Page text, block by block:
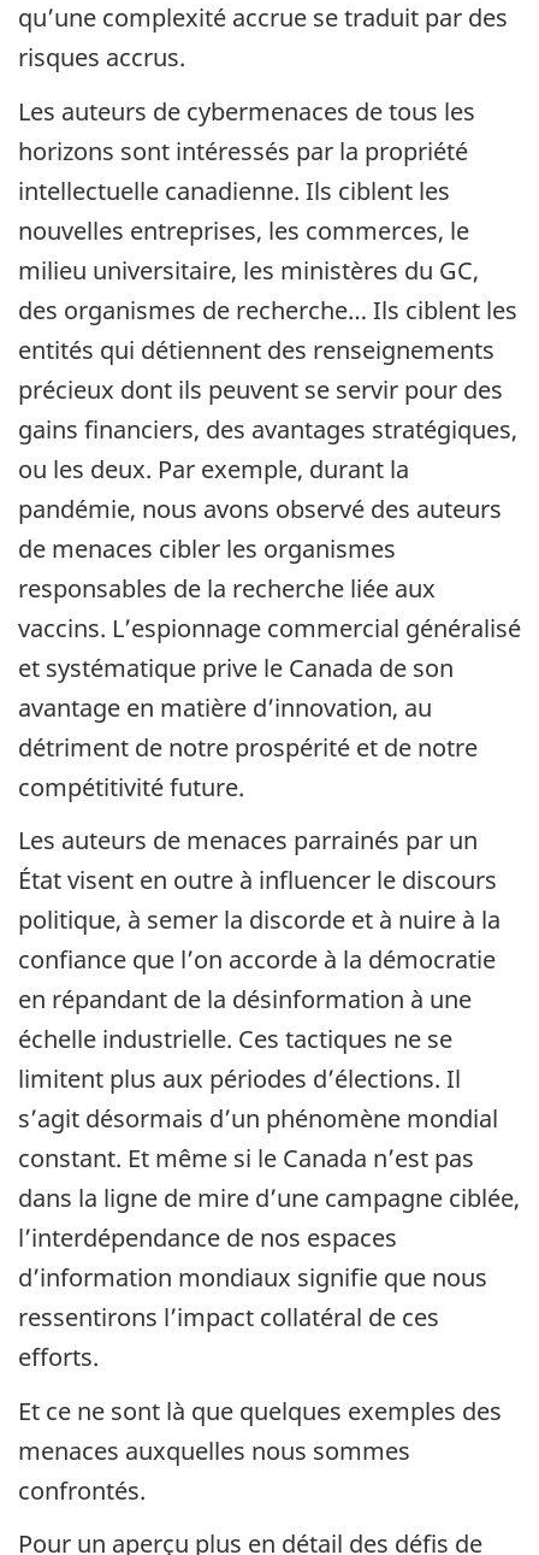
qu’une complexité accrue se traduit par des
risques accrus.
Les auteurs de cybermenaces de tous les
horizons sont intéressés par la propriété
intellectuelle canadienne. Ils ciblent les
nouvelles entreprises, les commerces, le
milieu universitaire, les ministères du GC,
des organismes de recherche… Ils ciblent les
entités qui détiennent des renseignements
précieux dont ils peuvent se servir pour des
gains financiers, des avantages stratégiques,
ou les deux. Par exemple, durant la
pandémie, nous avons observé des auteurs
de menaces cibler les organismes
responsables de la recherche liée aux
vaccins. L’espionnage commercial généralisé
et systématique prive le Canada de son
avantage en matière d’innovation, au
détriment de notre prospérité et de notre
compétitivité future.
Les auteurs de menaces parrainés par un
État visent en outre à influencer le discours
politique, à semer la discorde et à nuire à la
confiance que l’on accorde à la démocratie
en répandant de la désinformation à une
échelle industrielle. Ces tactiques ne se
limitent plus aux périodes d’élections. Il
s’agit désormais d’un phénomène mondial
constant. Et même si le Canada n’est pas
dans la ligne de mire d’une campagne ciblée,
l’interdépendance de nos espaces
d’information mondiaux signifie que nous
ressentirons l’impact collatéral de ces
efforts.
Et ce ne sont là que quelques exemples des
menaces auxquelles nous sommes
confrontés.
Pour un aperçu plus en détail des défis de